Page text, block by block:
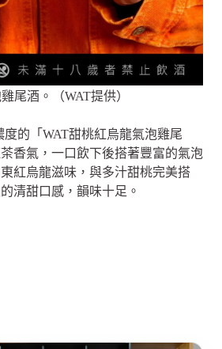
尾酒。（WAT提供）
度的「WAT甜桃紅烏龍氣泡雞尾
香氣，一口飲下後搭著豐富的氣泡
紅烏龍滋味，與多汁甜桃完美搭
清甜口感，韻味十足。